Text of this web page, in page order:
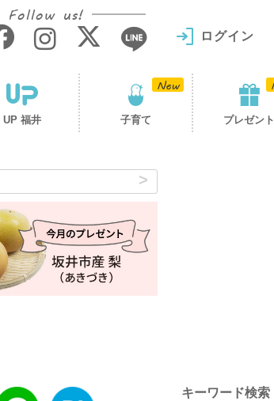
Follow us!
ログイン
UP 福井 子育て プレゼント
キーワード検索